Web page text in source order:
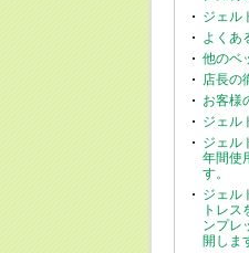
ジェル
よくあ
他のベ
店長の
お客様
ジェル
ジェル
年間使
す。
ジェル
トレス
ンプレ
開しま